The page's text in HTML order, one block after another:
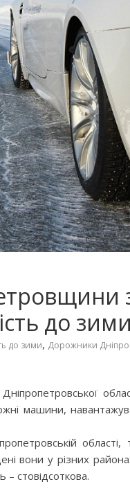
до зими
до зими, Дорожники
машини,
області,
вони у різних
– стовідсоткова.